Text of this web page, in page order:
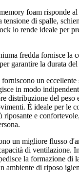
foam risponde al
tensione di spalle,
lo rende ideale per
fredda fornisce la
garantire la durata del
un eccellente
in modo
distribuzione del peso
È ideale per le
riposante e
un migliore flusso
di ventilazione.
la formazione di
ambiente di riposo